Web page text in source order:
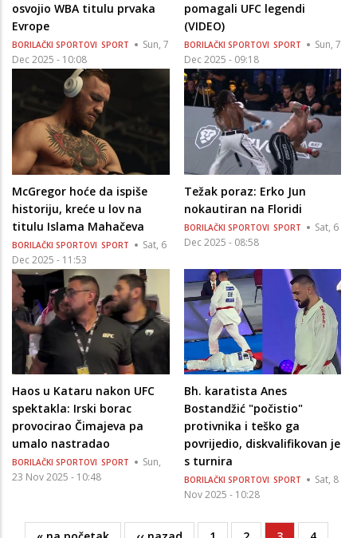
osvojio WBA titulu prvaka
Evrope
BORILAČKI SPORTOVI SPORT
Sun, 7
Dec 2025 - 10:08
pomagali UFC legendi
(VIDEO)
BORILAČKI SPORTOVI SPORT
Sun, 7
Dec 2025 - 09:18
McGregor hoće da ispiše
historiju, kreće u lov na
titulu Islama Mahačeva
BORILAČKI SPORTOVI SPORT
Sat, 6
Dec 2025 - 11:53
Težak poraz: Erko Jun
nokautiran na Floridi
BORILAČKI SPORTOVI SPORT
Sat, 6
Dec 2025 - 08:58
Haos u Kataru nakon UFC
spektakla: Irski borac
provocirao Čimajeva pa
umalo nastradao
BORILAČKI SPORTOVI SPORT
Sun,
23 Nov 2025 - 10:48
Bh. karatista Anes
Bostandžić "počistio"
protivnika i teško ga
povrijedio, diskvalifikovan je
s turnira
BORILAČKI SPORTOVI SPORT
Sat, 8
Nov 2025 - 10:28